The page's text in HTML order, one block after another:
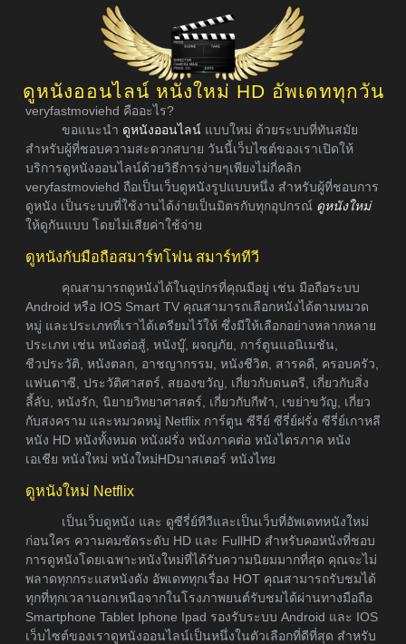
ดูหนังออนไลน์ หนังใหม่ HD อัพเดททุกวัน
veryfastmoviehd คืออะไร?
ขอแนะนำ ดูหนังออนไลน์ แบบใหม่ ด้วยระบบที่ทันสมัย
สำหรับผู้ที่ชอบความสะดวกสบาย วันนี้เว็บไซต์ของเราเปิดให้
บริการดูหนังออนไลน์ด้วยวิธีการง่ายๆเพียงไม่กี่คลิก
veryfastmoviehd ถือเป็นเว็บดูหนังรูปแบบหนึ่ง สำหรับผู้ที่ชอบการ
ดูหนัง เป็นระบบที่ใช้งานได้ง่ายเป็นมิตรกับทุกอุปกรณ์ ดูหนังใหม่
ให้ดูกันแบบ โดยไม่เสียค่าใช้จ่าย
ดูหนังกับมือถือสมาร์ทโฟน สมาร์ททีวี
คุณสามารถดูหนังได้ในอุปกรที่คุณมีอยู่ เช่น มือถือระบบ
Android หรือ IOS Smart TV คุณสามารถเลือกหนังได้ตามหมวด
หมู่ และประเภทที่เราได้เตรียมไว้ให้ ซึ่งมีให้เลือกอย่างหลากหลาย
ประเภท เช่น หนังต่อสู้, หนังบู๊, ผจญภัย, การ์ตูนแอนิเมชัน,
ชีวประวัติ, หนังตลก, อาชญากรรม, หนังชีวิต, สารคดี, ครอบครัว,
แฟนตาซี, ประวัติศาสตร์, สยองขวัญ, เกี่ยวกับดนตรี, เกี่ยวกับสิ่ง
ลี้ลับ, หนังรัก, นิยายวิทยาศาสตร์, เกี่ยวกับกีฬา, เขย่าขวัญ, เกี่ยว
กับสงคราม และหมวดหมู่ Netflix การ์ตูน ซีรีย์ ซีรี่ย์ฝรั่ง ซีรี่ย์เกาหลี
หนัง HD หนังทั้งหมด หนังฝรั่ง หนังภาคต่อ หนังไตรภาค หนัง
เอเชีย หนังใหม่ หนังใหม่HDมาสเตอร์ หนังไทย
ดูหนังใหม่ Netflix
เป็นเว็บดูหนัง และ ดูซีรี่ย์ทีวีและเป็นเว็บที่อัพเดทหนังใหม่
ก่อนใคร ความคมชัดระดับ HD และ FullHD สำหรับคอหนังที่ชอบ
การดูหนังโดยเฉพาะหนังใหม่ที่ได้รับความนิยมมากที่สุด คุณจะไม่
พลาดทุกกระแสหนังดัง อัพเดททุกเรื่อง HOT คุณสามารถรับชมได้
ทุกที่ทุกเวลานอกเหนือจากในโรงภาพยนต์รับชมได้ผ่านทางมือถือ
Smartphone Tablet Iphone Ipad รองรับระบบ Android และ IOS
เว็บไซต์ของเราดูหนังออนไลน์เป็นหนึ่งในตัวเลือกที่ดีที่สุด สำหรับ